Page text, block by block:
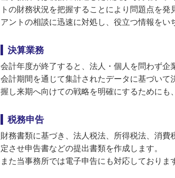
トの財務状況を把握することにより問題点を
アントの相談に迅速に対処し、役立つ情報をい
決算業務
会計年度が終了すると、法人・個人を問わず企
会計期間を通じて集計されたデータに基づい
握し来期へ向けての戦略を明確にするためにも
税務申告
財務書類に基づき、法人税法、所得税法、消
定させ申告書などの提出書類を作成します。
また当事務所では電子申告にも対応しておりま